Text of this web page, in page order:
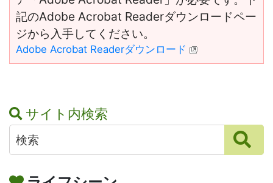
記のAdobe Acrobat Readerダウンロードペー
ジから入手してください。
Adobe Acrobat Readerダウンロード
サイト内検索